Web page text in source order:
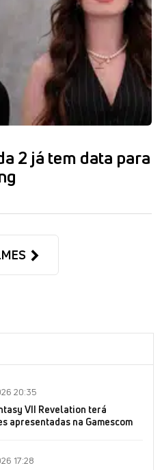
2 já tem data para
20:35
VII Revelation terá
apresentadas na Gamescom
17:28